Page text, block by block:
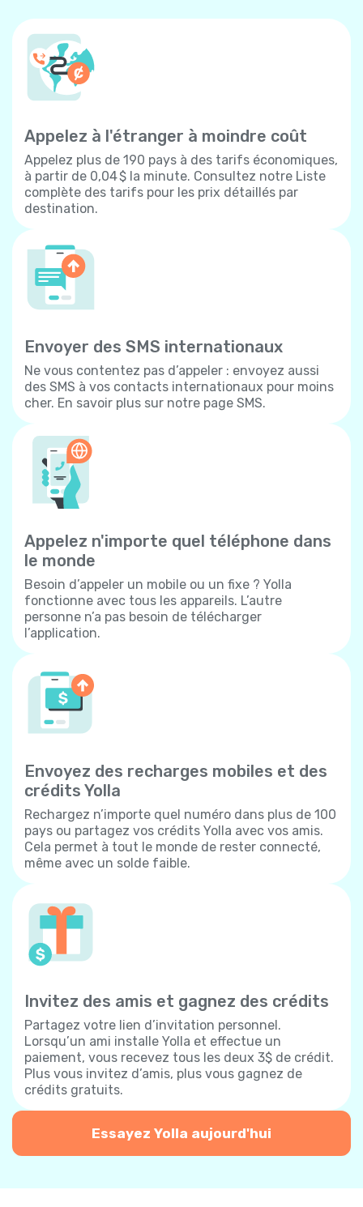
Appelez à l'étranger à moindre coût
Appelez plus de 190 pays à des tarifs économiques,
à partir de 0,04 $ la minute. Consultez notre Liste
complète des tarifs pour les prix détaillés par
destination.
Envoyer des SMS internationaux
Ne vous contentez pas d’appeler : envoyez aussi
des SMS à vos contacts internationaux pour moins
cher. En savoir plus sur notre page SMS.
Appelez n'importe quel téléphone dans
le monde
Besoin d’appeler un mobile ou un fixe ? Yolla
fonctionne avec tous les appareils. L’autre
personne n’a pas besoin de télécharger
l’application.
Envoyez des recharges mobiles et des
crédits Yolla
Rechargez n’importe quel numéro dans plus de 100
pays ou partagez vos crédits Yolla avec vos amis.
Cela permet à tout le monde de rester connecté,
même avec un solde faible.
Invitez des amis et gagnez des crédits
Partagez votre lien d’invitation personnel.
Lorsqu’un ami installe Yolla et effectue un
paiement, vous recevez tous les deux 3$ de crédit.
Plus vous invitez d’amis, plus vous gagnez de
crédits gratuits.
Essayez Yolla aujourd'hui